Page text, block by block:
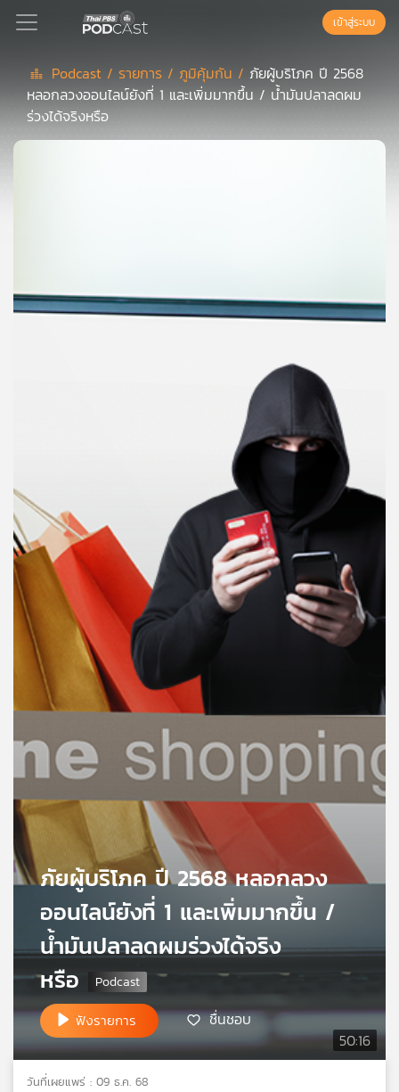
Podcast
เพล
บทความ
ข่าว
และ
กิจกรรม
เกี่ยว
เรา
เครือ
ข่าย
วิทยุ
ไทย
แผนที่
เครือ
ข่าย
เข้าสู่ระบบ
Podcast / รายการ /ภูมิคุ้มกัน / ภัยผู้บริโภค ปี 2568
หลอกลวงออนไลน์ยังที่ 1 และเพิ่มมากขึ้น / น้ำมันปลาลดผม
ร่วงได้จริงหรือ
50:16
ภัยผู้บริโภค ปี 2568 หลอกลวง
ออนไลน์ยังที่ 1 และเพิ่มมากขึ้น /
น้ำมันปลาลดผมร่วงได้จริง
หรือ
ฟังรายการ ชื่นชอบ
วันที่เผยแพร่ : 09 ธ.ค. 68